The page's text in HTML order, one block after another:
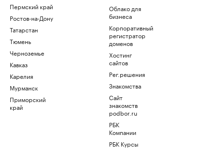
Пермский край
Ростов-на-Дону
Татарстан
Тюмень
Черноземье
Кавказ
Карелия
Мурманск
Приморский
край
Облако для
бизнеса
Корпоративный
регистратор
доменов
Хостинг
сайтов
Рег.решения
Знакомства
Сайт
знакомств
podbor.ru
РБК
Компании
РБК Курсы